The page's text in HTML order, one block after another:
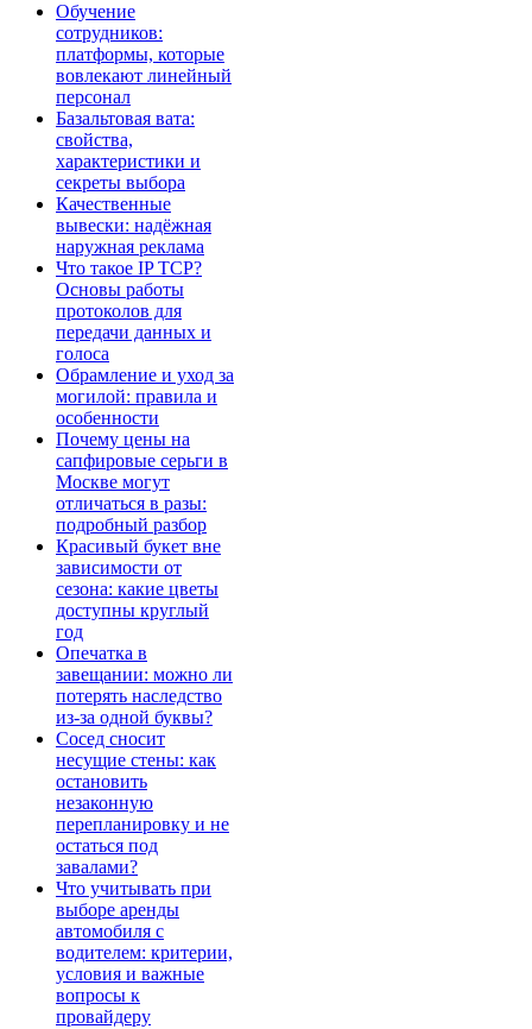
Обучение
сотрудников:
платформы, которые
вовлекают линейный
персонал
Базальтовая вата:
свойства,
характеристики и
секреты выбора
Качественные
вывески: надёжная
наружная реклама
Что такое IP TCP?
Основы работы
протоколов для
передачи данных и
голоса
Обрамление и уход за
могилой: правила и
особенности
Почему цены на
сапфировые серьги в
Москве могут
отличаться в разы:
подробный разбор
Красивый букет вне
зависимости от
сезона: какие цветы
доступны круглый
год
Опечатка в
завещании: можно ли
потерять наследство
из-за одной буквы?
Сосед сносит
несущие стены: как
остановить
незаконную
перепланировку и не
остаться под
завалами?
Что учитывать при
выборе аренды
автомобиля с
водителем: критерии,
условия и важные
вопросы к
провайдеру